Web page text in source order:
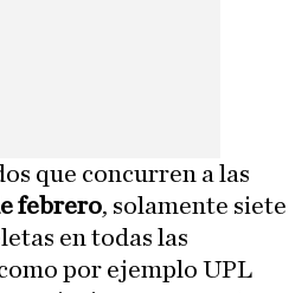
que concurren a las
febrero, solamente siete
en todas las
por ejemplo UPL